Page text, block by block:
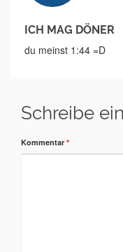
ICH MAG DÖNER
du meinst 1:44 =D
Schreibe
Kommentar *